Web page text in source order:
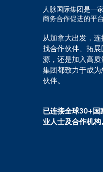
人脉国际集团是一
商务合作促进的平台
从加拿大出发，
找合作伙伴、拓
源，还是加入高
集团都致力于成
伙伴。
已连接全球30+国
业人士及合作机构